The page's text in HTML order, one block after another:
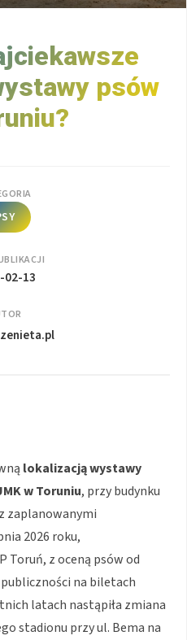
psów
02-13
lokalizacją wystawy
w Toruniu, przy budynku
zaplanowanymi
2026 roku,
Toruń, z oceną psów od
na biletach
latach nastąpiła zmiana
stadionu przy ul. Bema na